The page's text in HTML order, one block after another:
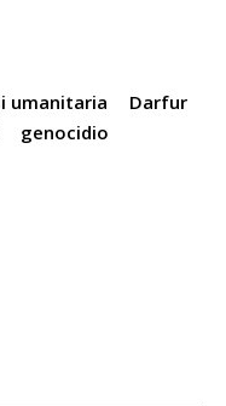
umanitaria
Darfur
genocidio